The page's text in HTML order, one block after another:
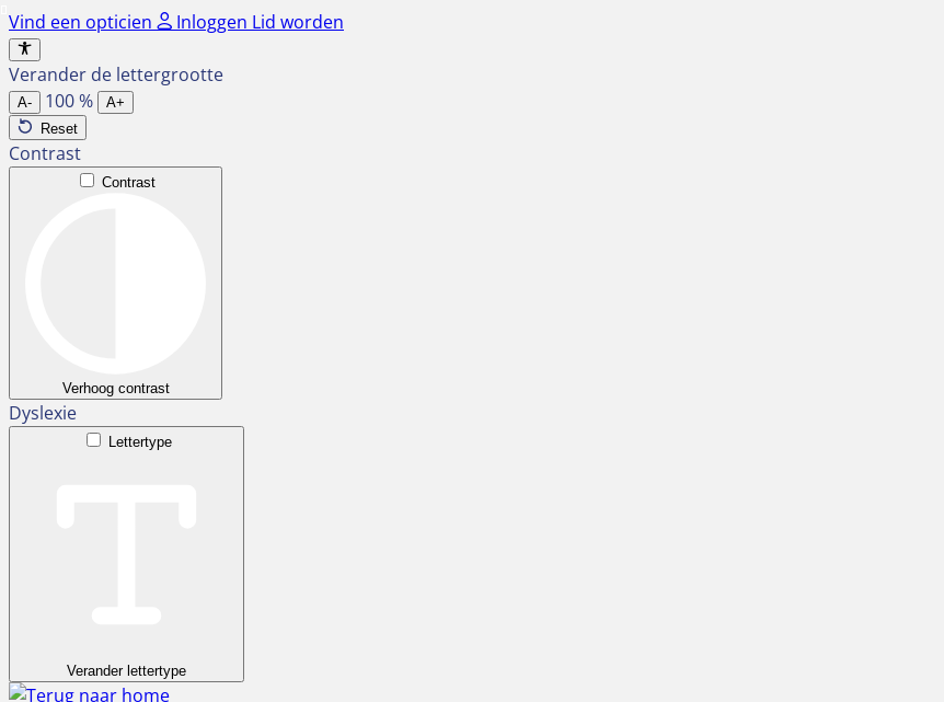
Ga
naar
de
inhoud
Vind een opticien Inloggen Lid worden
Verander de lettergrootte
A- 100%
A+
Reset
Contrast
Contrast
Verhoog contrast
Dyslexie
Lettertype
Verander lettertype